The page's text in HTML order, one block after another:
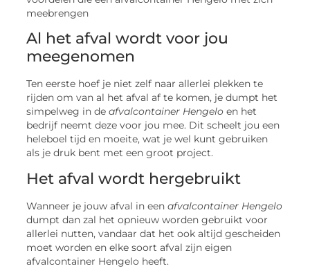
meebrengen
Al het afval wordt voor jou
meegenomen
Ten eerste hoef je niet zelf naar allerlei plekken te
rijden om van al het afval af te komen, je dumpt het
simpelweg in deafvalcontainer Hengelo en het
bedrijf neemt deze voor jou mee. Dit scheelt jou een
heleboel tijd en moeite, wat je wel kunt gebruiken
als je druk bent met een groot project.
Het afval wordt hergebruikt
Wanneer je jouw afval in eenafvalcontainer Hengelo
dumpt dan zal het opnieuw worden gebruikt voor
allerlei nutten, vandaar dat het ook altijd gescheiden
moet worden en elke soort afval zijn eigen
afvalcontainer Hengelo heeft.